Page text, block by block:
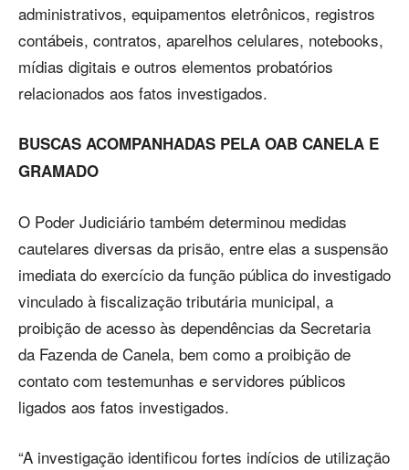
administrativos, equipamentos eletrônicos, registros
contábeis, contratos, aparelhos celulares, notebooks,
mídias digitais e outros elementos probatórios
relacionados aos fatos investigados.
BUSCAS ACOMPANHADAS PELA OAB CANELA E
GRAMADO
O Poder Judiciário também determinou medidas
cautelares diversas da prisão, entre elas a suspensão
imediata do exercício da função pública do investigado
vinculado à fiscalização tributária municipal, a
proibição de acesso às dependências da Secretaria
da Fazenda de Canela, bem como a proibição de
contato com testemunhas e servidores públicos
ligados aos fatos investigados.
“A investigação identificou fortes indícios de utilização